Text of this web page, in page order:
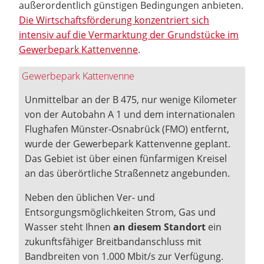
außerordentlich günstigen Bedingungen anbieten.
Die Wirtschaftsförderung konzentriert sich
intensiv auf die Vermarktung der Grundstücke im
Gewerbepark Kattenvenne.
Gewerbepark Kattenvenne
Unmittelbar an der B 475, nur wenige Kilometer
von der Autobahn A 1 und dem internationalen
Flughafen Münster-Osnabrück (FMO) entfernt,
wurde der Gewerbepark Kattenvenne geplant.
Das Gebiet ist über einen fünfarmigen Kreisel
an das überörtliche Straßennetz angebunden.
Neben den üblichen Ver- und
Entsorgungsmöglichkeiten Strom, Gas und
Wasser steht Ihnen an diesem Standortein
zukunftsfähiger Breitbandanschluss mit
Bandbreiten von 1.000 Mbit/s zur Verfügung.